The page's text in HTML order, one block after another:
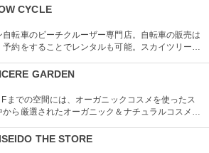
の中、リラックスしてお過ごしいただけます。
CYCLE
自転車のビーチクルーザー専門店。自転車の販売は
予約をすることでレンタルも可能。スカイツリーや
プンし、注目を集めている。
GARDEN
までの空間には、オーガニックコスメを使ったス
から厳選されたオーガニック＆ナチュラルコスメを
もリフレッシュできます。
THE STORE